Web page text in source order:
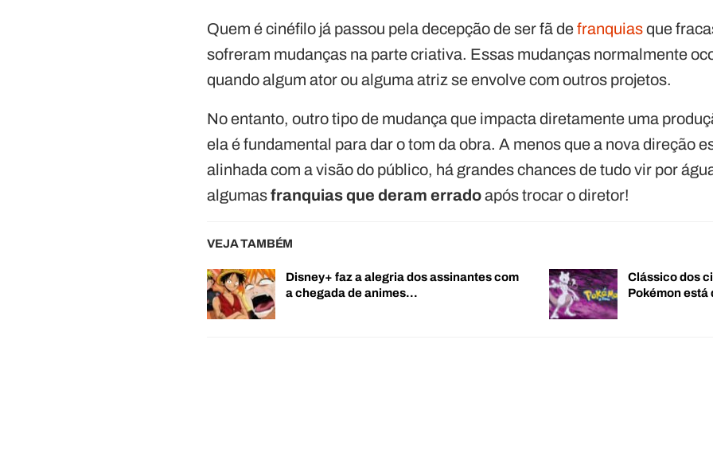
Quem é cinéfilo já passou pela decepção de ser fã defranquiasque
sofreram mudanças na parte criativa. Essas mudanças normalmente
quando algum ator ou alguma atriz se envolve com outros projetos.
No entanto, outro tipo de mudança que impacta diretamente uma
ela é fundamental para dar o tom da obra. A menos que a nova direção
alinhada com a visão do público, há grandes chances de tudo vir por
algumasfranquias que deram erradoapós trocar o diretor!
VEJA TAMBÉM
Disney+ faz a alegria dos assinantes com
a chegada de animes…
Clássico dos
Pokémon